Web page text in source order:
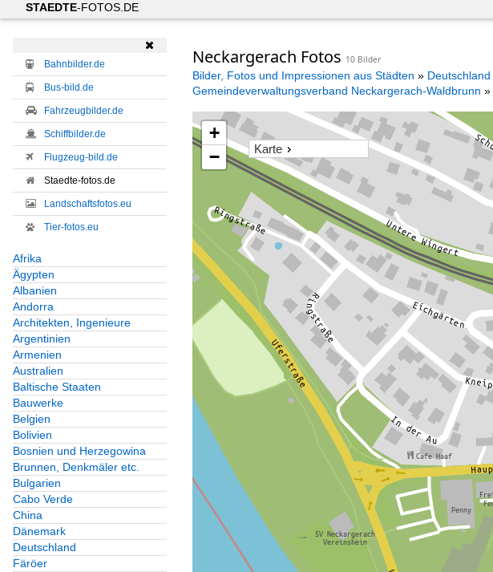
STAEDTE-FOTOS.DE

Bahnbilder.de
Bus-bild.de
Fahrzeugbilder.de
Schiffbilder.de
Flugzeug-bild.de
Staedte-fotos.de
Landschaftsfotos.eu
Tier-fotos.eu
Afrika
Ägypten
Albanien
Andorra
Architekten, Ingenieure
Argentinien
Armenien
Australien
Baltische Staaten
Bauwerke
Belgien
Bolivien
Bosnien und Herzegowina
Brunnen, Denkmäler etc.
Bulgarien
Cabo Verde
China
Dänemark
Deutschland
Färöer
Neckargerach Fotos 10 Bilder
Bilder, Fotos und Impressionen aus Städten » Deutschland
Gemeindeverwaltungsverband Neckargerach-Waldbrunn »
Karte
+
−